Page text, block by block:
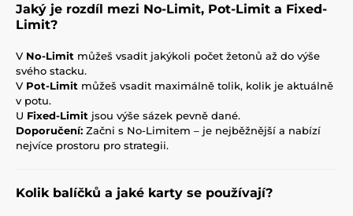
Jaký je rozdíl mezi No-Limit, Pot-Limit a Fixed-
Limit?
V No-Limit můžeš vsadit jakýkoli počet žetonů až do výše
svého stacku.
V Pot-Limit můžeš vsadit maximálně tolik, kolik je aktuálně
v potu.
U Fixed-Limit jsou výše sázek pevně dané.
Doporučení: Začni s No-Limitem – je nejběžnější a nabízí
nejvíce prostoru pro strategii.
Kolik balíčků a jaké karty se používají?